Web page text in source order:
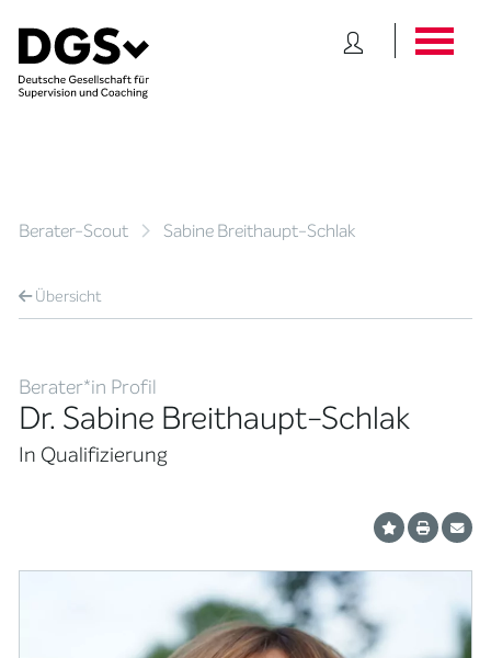
Berater-Scout Sabine Breithaupt-Schlak
Übersicht
Berater*in Profil
Dr. Sabine Breithaupt-Schlak
In Qualifizierung